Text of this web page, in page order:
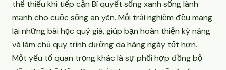
thể thiếu khi tiếp cận Bí quyết sống xanh sống lành
mạnh cho cuộc sống an yên. Mỗi trải nghiệm đều mang
lại những bài học quý giá, giúp bạn hoàn thiện kỹ năng
và làm chủ quy trình dưỡng da hàng ngày tốt hơn.
Một yếu tố quan trọng khác là sự phối hợp đồng bộ